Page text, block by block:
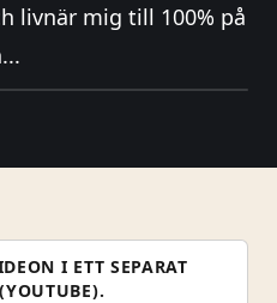
livnär mig till 100% på
I ETT SEPARAT